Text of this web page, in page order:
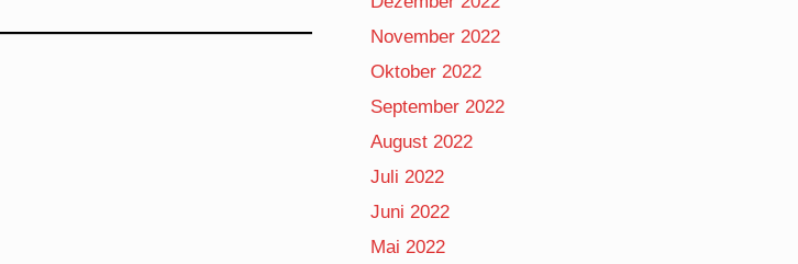
November 2022
Oktober 2022
September 2022
August 2022
Juli 2022
Juni 2022
Mai 2022